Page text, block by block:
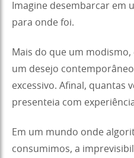
Imagine desembarcar em
para onde foi.
Mais do que um
um desejo
excessivo. Afinal, quantas
presenteia com
Em um mundo onde
consumimos, a